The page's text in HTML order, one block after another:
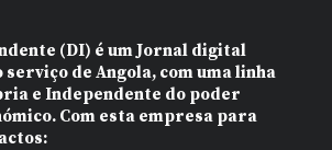
(DI) é um Jornal digital
de Angola, com uma linha
e Independente do poder
Com esta empresa para